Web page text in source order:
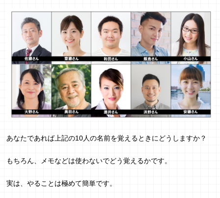
あなたであれば上記の10人の名前を覚えるときにどうしますか？
もちろん、メモなどは使わないでどう覚えるかです。
実は、やることは極めて簡単です。